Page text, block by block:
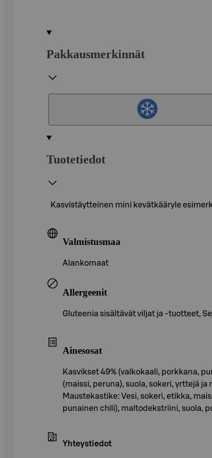
Pakkausmerkinnät
Tuotetiedot
Kasvistäytteinen mini kevätkääryle
Valmistusmaa
Alankomaat
Allergeenit
Gluteenia sisältävät viljat ja -tuotteet,
Ainesosat
Kasvikset 49% (valkokaali, porkkana,
(maissi, peruna), suola, sokeri, yrttejä
Maustekastike: Vesi, sokeri, etikka,
punainen chili), maltodekstriini, suola,
Yhteystiedot